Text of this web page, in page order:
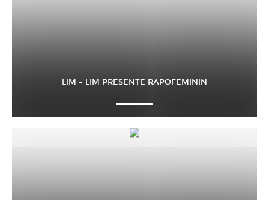
LIM – LIM PRESENTE RAPOFEMININ